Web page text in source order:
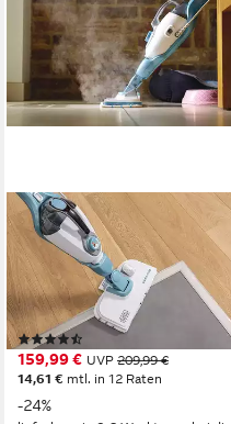
BLACK + DECKER
Dampfreiniger
FSMH1321JSM
Dampfwischer mit
Handreiniger und Handschuh,
AutoSelect Technologie,
180°drehbarer Reinigungsfuß
159,99 € UVP 209,99 €
14,61 € mtl. in 12 Raten
-24%